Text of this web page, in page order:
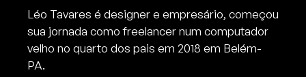
Léo Tavares é designer e empresário, começou
sua jornada como freelancer num computador
velho no quarto dos pais em 2018 em Belém-
PA.